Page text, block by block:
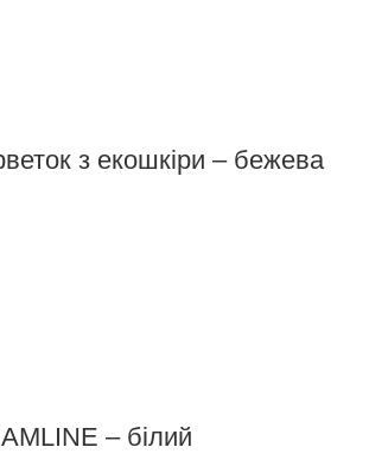
з екошкіри – бежева
– білий